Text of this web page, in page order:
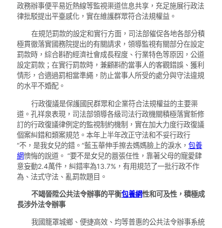
政務辦事便平易近熱線等監視渠道信息共享，充足施展行政法
律批駁提出平臺感化，實在維護群眾符合法規權益。
在規范罰款的設定和實行方面，司法部催促各地各部分積
極貫徹落實國務院提出的有關請求，領導監視有關部分在設定
罰款時，綜合斟酌經濟社會成長程度、行業特色等原因，公道
設定罰款；在實行罰款時，兼顧斟酌當事人的客觀錯誤、獲利
情形，合適過罰相當準繩，防止當事人所受的處分與守法違規
的水平不婚配。
行政復議是保護國民群眾和企業符合法規權益的主要渠
道。孔祥泉表現，司法部領導各級司法行政機關積極落實新修
訂的行政復議律例定的監視制約機制，實在加大力度行政復議
個案糾錯和類案規范。本年上半年改正守法和不妥行政行
“不，是我女兒的錯。”藍玉華伸手擦去媽媽臉上的淚水， 包養
網懊悔的說道。 “要不是女兒的囂張任性，靠著父母的寵愛肆
意妄動2.4萬件，糾錯率為13.7%，有用規范了一批行政不作
為、法式守法、亂罰款題目。
不竭晉陞公共法令辦事的平衡包養網性和可及性，積極成
長涉外法令辦事
我國籠罩城鄉、便捷高效、均等普惠的公共法令辦事系統